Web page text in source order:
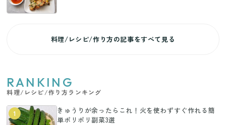
料理/レシピ/作り方の記事をすべて見る
RANKING
料理/レシピ/作り方ランキング
1
きゅうりが余ったらこれ！火を使わずすぐ作れる簡
単ポリポリ副菜3選